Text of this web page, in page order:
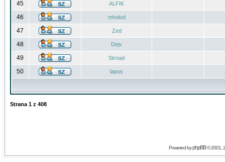
45 ALFIK
46 mholod
47 Zed
48 Dejv
49 Strnad
50 lapos
Strana 1 z 408
Powered byphpBB© 2001,